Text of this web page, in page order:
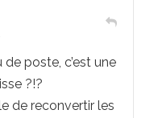
de poste, c’est une
?!?
de reconvertir les